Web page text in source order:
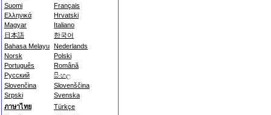
Suomi
Français
Ελληνικά
Hrvatski
Magyar
Italiano
日本語
한국어
Bahasa Melayu Nederlands
Norsk
Polski
Português
Română
Русский
සිංහල
Slovenčina
Slovenščina
Srpski
Svenska
ภาษาไทย
Türkçe